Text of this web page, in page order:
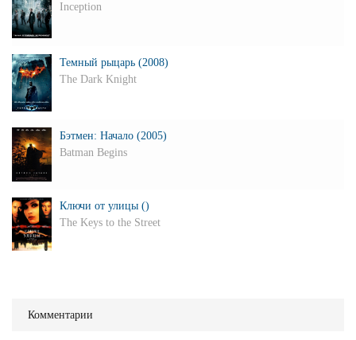
Inception
Темный рыцарь (2008)
The Dark Knight
Бэтмен: Начало (2005)
Batman Begins
Ключи от улицы ()
The Keys to the Street
Комментарии